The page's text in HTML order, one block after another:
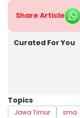
Share Article
Curated For You
Topics
Jawa Timur sma